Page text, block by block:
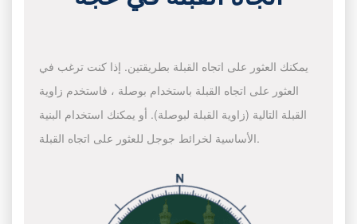
يمكنك العثور على اتجاه القبلة بطريقتين. إذا كنت ترغب في
العثور على اتجاه القبلة باستخدام بوصلة ، فاستخدم زاوية
القبلة التالية (زاوية القبلة لبوصلة). أو يمكنك استخدام البنية
الأساسية لخرائط جوجل للعثور على اتجاه القبلة.